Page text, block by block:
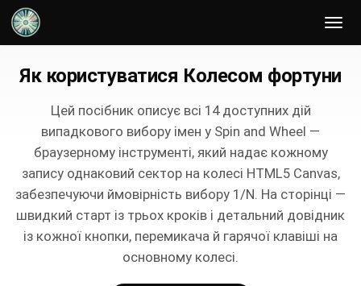
Генератор випадкових команд
Як користуватися Колесом фортуни
Цей посібник описує всі 14 доступних дій
випадкового вибору імен у Spin and Wheel —
браузерному інструменті, який надає кожному
запису однаковий сектор на колесі HTML5 Canvas,
забезпечуючи ймовірність вибору 1/N. На сторінці —
швидкий старт із трьох кроків і детальний довідник
із кожної кнопки, перемикача й гарячої клавіші на
основному колесі.